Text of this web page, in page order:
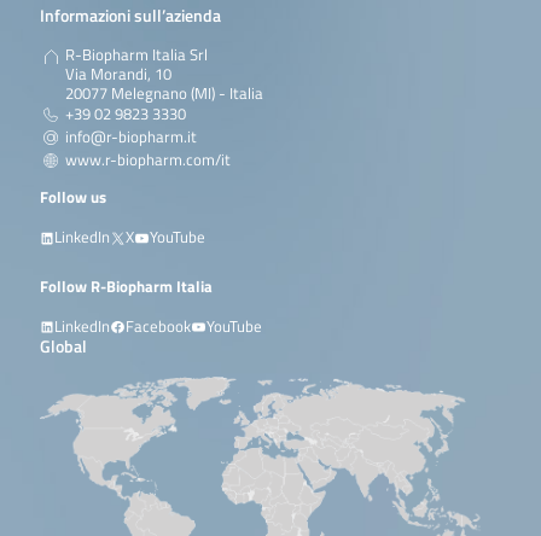
Informazioni sull’azienda
R-Biopharm Italia Srl
Via Morandi, 10
20077 Melegnano (MI) - Italia
+39 02 9823 3330
info@r-biopharm.it
www.r-biopharm.com/it
Follow us
LinkedIn
X YouTube
Follow R-Biopharm Italia
LinkedIn
Facebook YouTube
Global